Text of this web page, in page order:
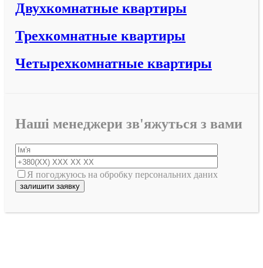
Двухкомнатные квартиры
Трехкомнатные квартиры
Четырехкомнатные квартиры
Наші менеджери зв'яжуться з вами
Я погоджуюсь на обробку персональних даних